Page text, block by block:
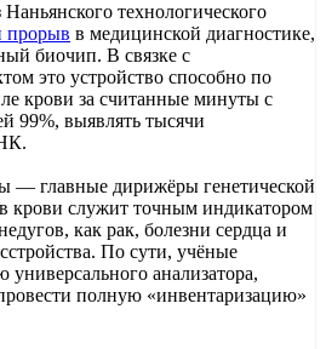
технологического
прорыв в медицинской диагностике,
биочип. В связке с
это устройство способно по
крови за считанные минуты с
99%, выявлять тысячи
— главные дирижёры генетической
крови служит точным индикатором
как рак, болезни сердца и
По сути, учёные
анализатора,
полную «инвентаризацию»